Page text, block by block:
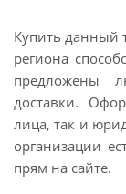
Купить данный
региона
предложены
доставки.
лица, так и
организации
прям на сайте.